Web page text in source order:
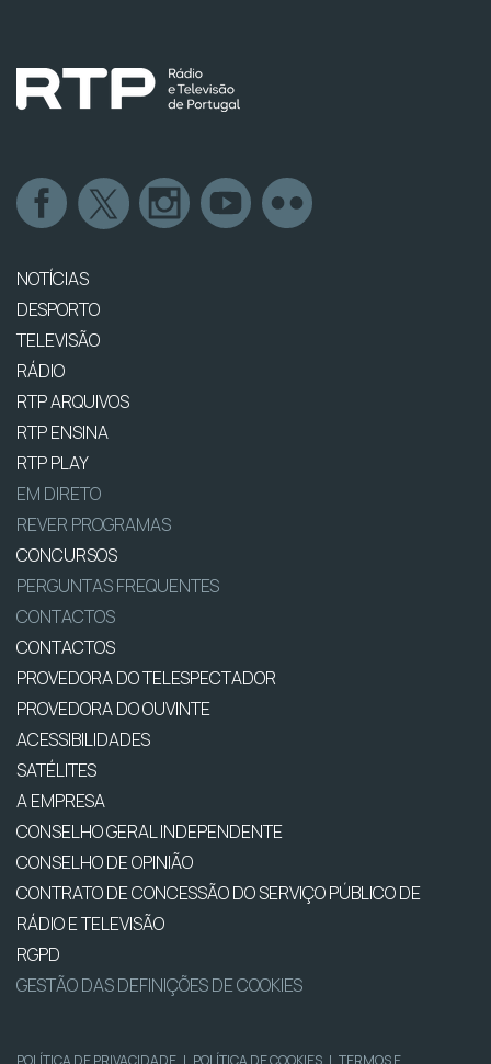
NOTÍCIAS
DESPORTO
TELEVISÃO
RÁDIO
RTP ARQUIVOS
RTP ENSINA
RTP PLAY
EM DIRETO
REVER PROGRAMAS
CONCURSOS
PERGUNTAS FREQUENTES
CONTACTOS
CONTACTOS
PROVEDORA DO TELESPECTADOR
PROVEDORA DO OUVINTE
ACESSIBILIDADES
SATÉLITES
A EMPRESA
CONSELHO GERAL INDEPENDENTE
CONSELHO DE OPINIÃO
CONTRATO DE CONCESSÃO DO SERVIÇO PÚBLICO DE
RÁDIO E TELEVISÃO
RGPD
GESTÃO DAS DEFINIÇÕES DE COOKIES